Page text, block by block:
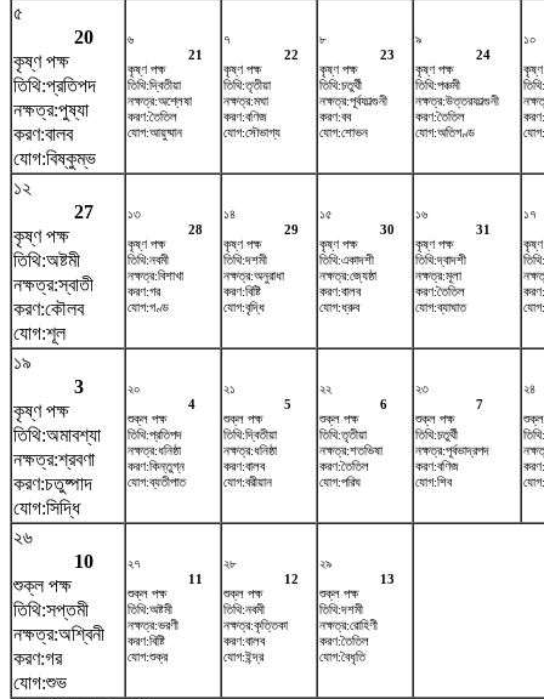
৫
20
কৃষ্ণ পক্ষ
তিথি:প্রতিপদ
নক্ষত্র:পুষ্যা
করণ:বালব
যোগ:বিষ্কুম্ভ
৬
21
কৃষ্ণ পক্ষ
তিথি:দ্বিতীয়া
নক্ষত্র:অশ্লেষা
করণ:তৈতিল
যোগ:আয়ুষ্মান
৭
22
কৃষ্ণ পক্ষ
তিথি:তৃতীয়া
নক্ষত্র:মঘা
করণ:বণিজ
যোগ:সৌভাগ্য
৮
23
কৃষ্ণ পক্ষ
তিথি:চতুর্থী
নক্ষত্র:পূর্বফাল্গুনী
করণ:বব
যোগ:শোভন
৯
24
কৃষ্ণ পক্ষ
তিথি:পঞ্চমী
নক্ষত্র:উত্তরফাল্গুনী
করণ:তৈতিল
যোগ:অতিগণ্ড
১০
কৃষ্ণ
১২
27
কৃষ্ণ পক্ষ
তিথি:অষ্টমী
নক্ষত্র:স্বাতী
করণ:কৌলব
যোগ:শূল
১৩
28
কৃষ্ণ পক্ষ
তিথি:নবমী
নক্ষত্র:বিশাখা
করণ:গর
যোগ:গণ্ড
১৪
29
কৃষ্ণ পক্ষ
তিথি:দশমী
নক্ষত্র:অনুরাধা
করণ:বিষ্টি
যোগ:বৃদ্ধি
১৫
30
কৃষ্ণ পক্ষ
তিথি:একাদশী
নক্ষত্র:জ্যেষ্ঠা
করণ:বালব
যোগ:ধ্রুব
১৬
31
কৃষ্ণ পক্ষ
তিথি:দ্বাদশী
নক্ষত্র:মূলা
করণ:তৈতিল
যোগ:ব্যাঘাত
১৭
কৃষ্ণ
১৯
3
কৃষ্ণ পক্ষ
তিথি:অমাবশ্যা
নক্ষত্র:শ্রবণা
করণ:চতুষ্পাদ
যোগ:সিদ্ধি
২০
4
শুক্ল পক্ষ
তিথি:প্রতিপদ
নক্ষত্র:ধনিষ্ঠা
করণ:কিন্তুগ্ন
যোগ:ব্যতীপাত
২১
5
শুক্ল পক্ষ
তিথি:দ্বিতীয়া
নক্ষত্র:ধনিষ্ঠা
করণ:বালব
যোগ:বরীয়ান
২২
6
শুক্ল পক্ষ
তিথি:তৃতীয়া
নক্ষত্র:শতভিষ‌া
করণ:তৈতিল
যোগ:পরিঘ
২৩
7
শুক্ল পক্ষ
তিথি:চতুর্থী
নক্ষত্র:পূর্বভাদ্রপদ
করণ:বণিজ
যোগ:শিব
২৪
শুক্ল
২৬
10
শুক্ল পক্ষ
তিথি:সপ্তমী
নক্ষত্র:অশ্বিনী
করণ:গর
যোগ:শুভ
২৭
11
শুক্ল পক্ষ
তিথি:অষ্টমী
নক্ষত্র:ভরণী
করণ:বিষ্টি
যোগ:শুক্র
২৮
12
শুক্ল পক্ষ
তিথি:নবমী
নক্ষত্র:কৃত্তিকা
করণ:বালব
যোগ:ইন্দ্র
২৯
13
শুক্ল পক্ষ
তিথি:দশমী
নক্ষত্র:রোহিণী
করণ:তৈতিল
যোগ:বৈধৃতি